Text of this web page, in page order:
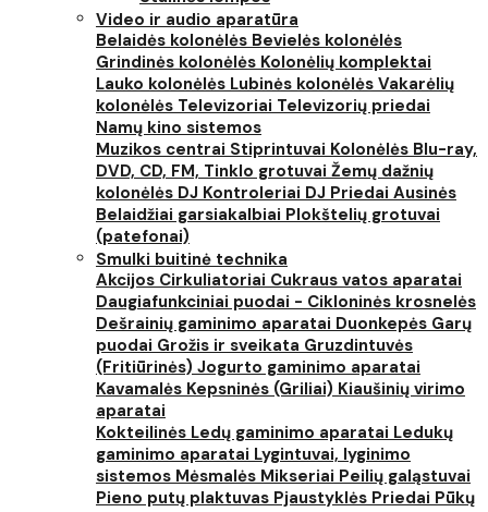
Video ir audio aparatūra
Belaidės kolonėlės Bevielės kolonėlės
Grindinės kolonėlės Kolonėlių komplektai
Lauko kolonėlės Lubinės kolonėlės Vakarėlių
kolonėlės Televizoriai Televizorių priedai
Namų kino sistemos
Muzikos centrai Stiprintuvai Kolonėlės Blu-ray,
DVD, CD, FM, Tinklo grotuvai Žemų dažnių
kolonėlės DJ Kontroleriai DJ Priedai Ausinės
Belaidžiai garsiakalbiai Plokštelių grotuvai
(patefonai)
Smulki buitinė technika
Akcijos Cirkuliatoriai Cukraus vatos aparatai
Daugiafunkciniai puodai - Cikloninės krosnelės
Dešrainių gaminimo aparatai Duonkepės Garų
puodai Grožis ir sveikata Gruzdintuvės
(Fritiūrinės) Jogurto gaminimo aparatai
Kavamalės Kepsninės (Griliai) Kiaušinių virimo
aparatai
Kokteilinės Ledų gaminimo aparatai Ledukų
gaminimo aparatai Lygintuvai, lyginimo
sistemos Mėsmalės Mikseriai Peilių galąstuvai
Pieno putų plaktuvas Pjaustyklės Priedai Pūkų